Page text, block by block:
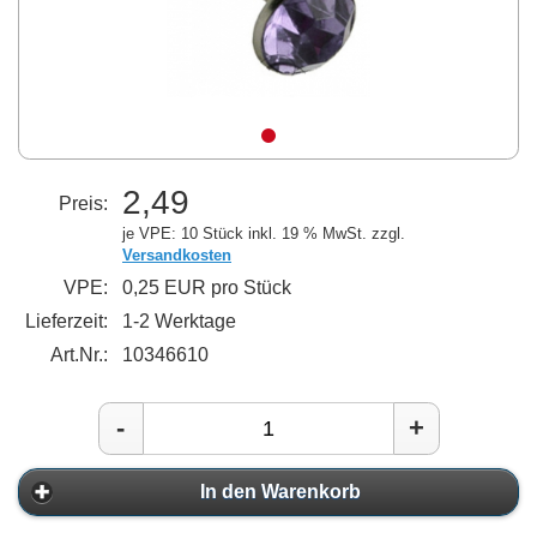
Preis: 2,49
je VPE: 10 Stück inkl. 19 % MwSt. zzgl.
Versandkosten
VPE:
0,25 EUR pro Stück
Lieferzeit:
1-2 Werktage
Art.Nr.:
10346610
- +
In den Warenkorb